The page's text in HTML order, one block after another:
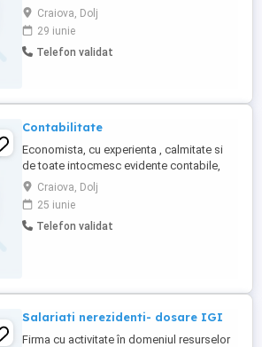
corect și la timp. Operare facturi (achiziții,
vânzări) + închideri lunare sau trimestriale.
Depunere declarații, operare REVISAL,
contracte, fișe de post Avantaje: - Fără
Craiova, Dolj
29 iunie
Telefon validat
Contabilitate
Economista, cu experienta , calmitate si
de toate intocmesc evidente contabile,
revisal, intocmesc si transmit facturi in
SPV, Bilant, etc tel.
Craiova, Dolj
25 iunie
Telefon validat
Salariati nerezidenti- dosare IGI
Firma cu activitate în domeniul resurselor